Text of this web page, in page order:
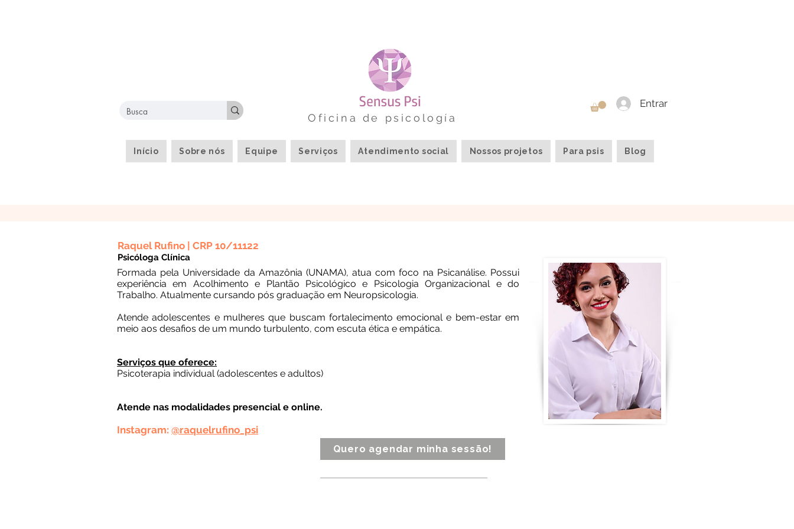
Oficina de psicología
Entrar
Início Sobre nós Equipe Serviços Atendimento social Nossos projetos Para psis Blog
Raquel Rufino | CRP 10/11122
Psicóloga Clínica
Formada pela Universidade da Amazônia (UNAMA), atua com foco na Psicanálise. Possui
experiência em Acolhimento e Plantão Psicológico e Psicologia Organizacional e do
Trabalho. Atualmente cursando pós graduação em Neuropsicologia.
Atende adolescentes e mulheres que buscam fortalecimento emocional e bem-estar em
meio aos desafios de um mundo turbulento, com escuta ética e empática.
Serviços que oferece:
Psicoterapia individual (adolescentes e adultos)
Atende nas modalidades presencial e online.
Instagram: @raquelrufino_psi
Quero agendar minha sessão!